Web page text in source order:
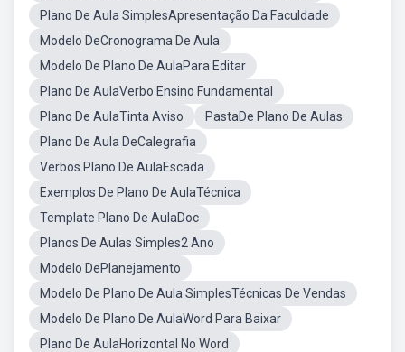
Plano De Aula SimplesApresentação Da Faculdade
Modelo DeCronograma De Aula
Modelo De Plano De AulaPara Editar
Plano De AulaVerbo Ensino Fundamental
Plano De AulaTinta Aviso
PastaDe Plano De Aulas
Plano De Aula DeCalegrafia
Verbos Plano De AulaEscada
Exemplos De Plano De AulaTécnica
Template Plano De AulaDoc
Planos De Aulas Simples2 Ano
Modelo DePlanejamento
Modelo De Plano De Aula SimplesTécnicas De Vendas
Modelo De Plano De AulaWord Para Baixar
Plano De AulaHorizontal No Word